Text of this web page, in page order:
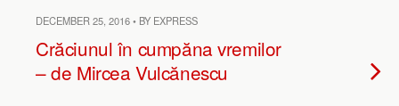
DECEMBER 25, 2016 • BY EXPRESS
Crăciunul în cumpăna vremilor
– de Mircea Vulcănescu